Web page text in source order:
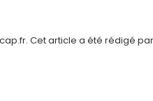
Cet article a été rédigé